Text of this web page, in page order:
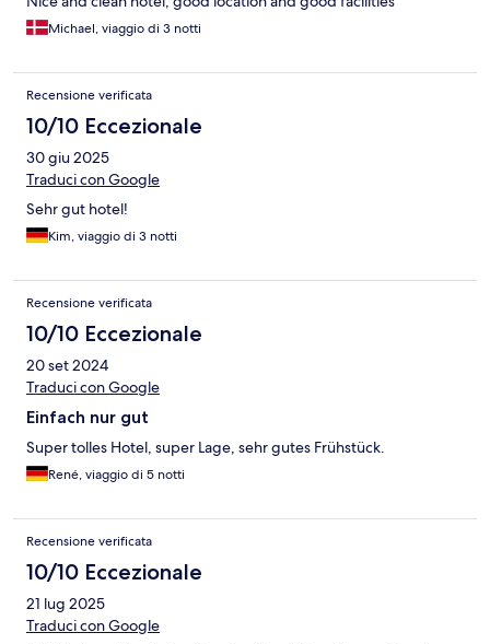
Michael, viaggio di 3 notti
Recensione verificata
10/10 Eccezionale
30 giu 2025
Traduci con Google
Sehr gut hotel!
Kim, viaggio di 3 notti
Recensione verificata
10/10 Eccezionale
20 set 2024
Traduci con Google
Einfach nur gut
Super tolles Hotel, super Lage, sehr gutes Frühstück.
René, viaggio di 5 notti
Recensione verificata
10/10 Eccezionale
21 lug 2025
Traduci con Google